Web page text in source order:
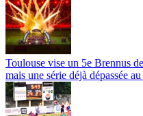
Toulouse vise un 5e Brennus
mais une série déjà dépassée